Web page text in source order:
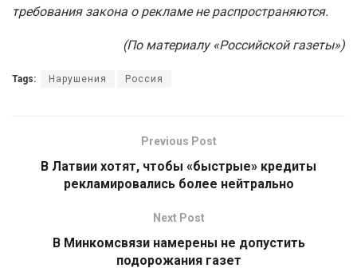
требования закона о рекламе не распространяются.
(По материалу «Российской газеты»)
Tags: Нарушения Россия
Previous Post
В Латвии хотят, чтобы «быстрые» кредиты
рекламировались более нейтрально
Next Post
В Минкомсвязи намерены не допустить
подорожания газет